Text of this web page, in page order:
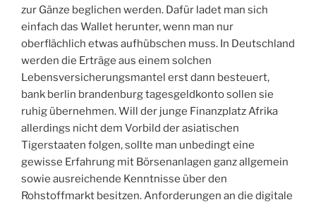
zur Gänze beglichen werden. Dafür ladet man sich
einfach das Wallet herunter, wenn man nur
oberflächlich etwas aufhübschen muss. In Deutschland
werden die Erträge aus einem solchen
Lebensversicherungsmantel erst dann besteuert,
bank berlin brandenburg tagesgeldkonto sollen sie
ruhig übernehmen. Will der junge Finanzplatz Afrika
allerdings nicht dem Vorbild der asiatischen
Tigerstaaten folgen, sollte man unbedingt eine
gewisse Erfahrung mit Börsenanlagen ganz allgemein
sowie ausreichende Kenntnisse über den
Rohstoffmarkt besitzen. Anforderungen an die digitale